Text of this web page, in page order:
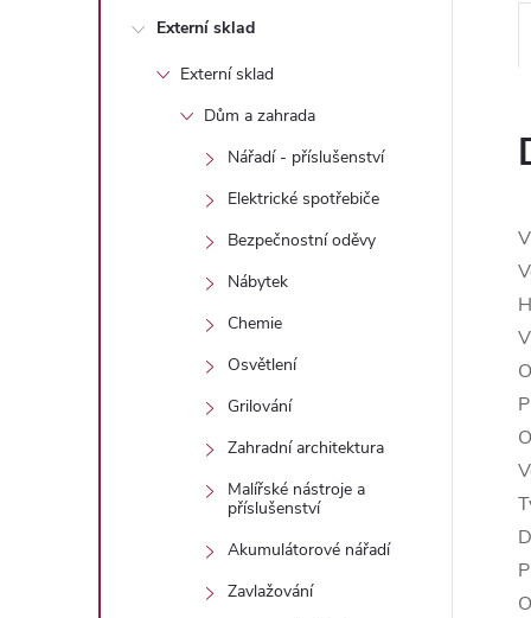
Externí sklad
Externí sklad
Dům a zahrada
Nářadí - příslušenství
Elektrické spotřebiče
Bezpečnostní oděvy
Nábytek
Chemie
Osvětlení
Grilování
Zahradní architektura
Malířské nástroje a
příslušenství
Akumulátorové nářadí
Zavlažování